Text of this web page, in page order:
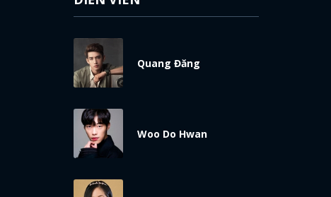
Quang Đăng
Woo Do Hwan